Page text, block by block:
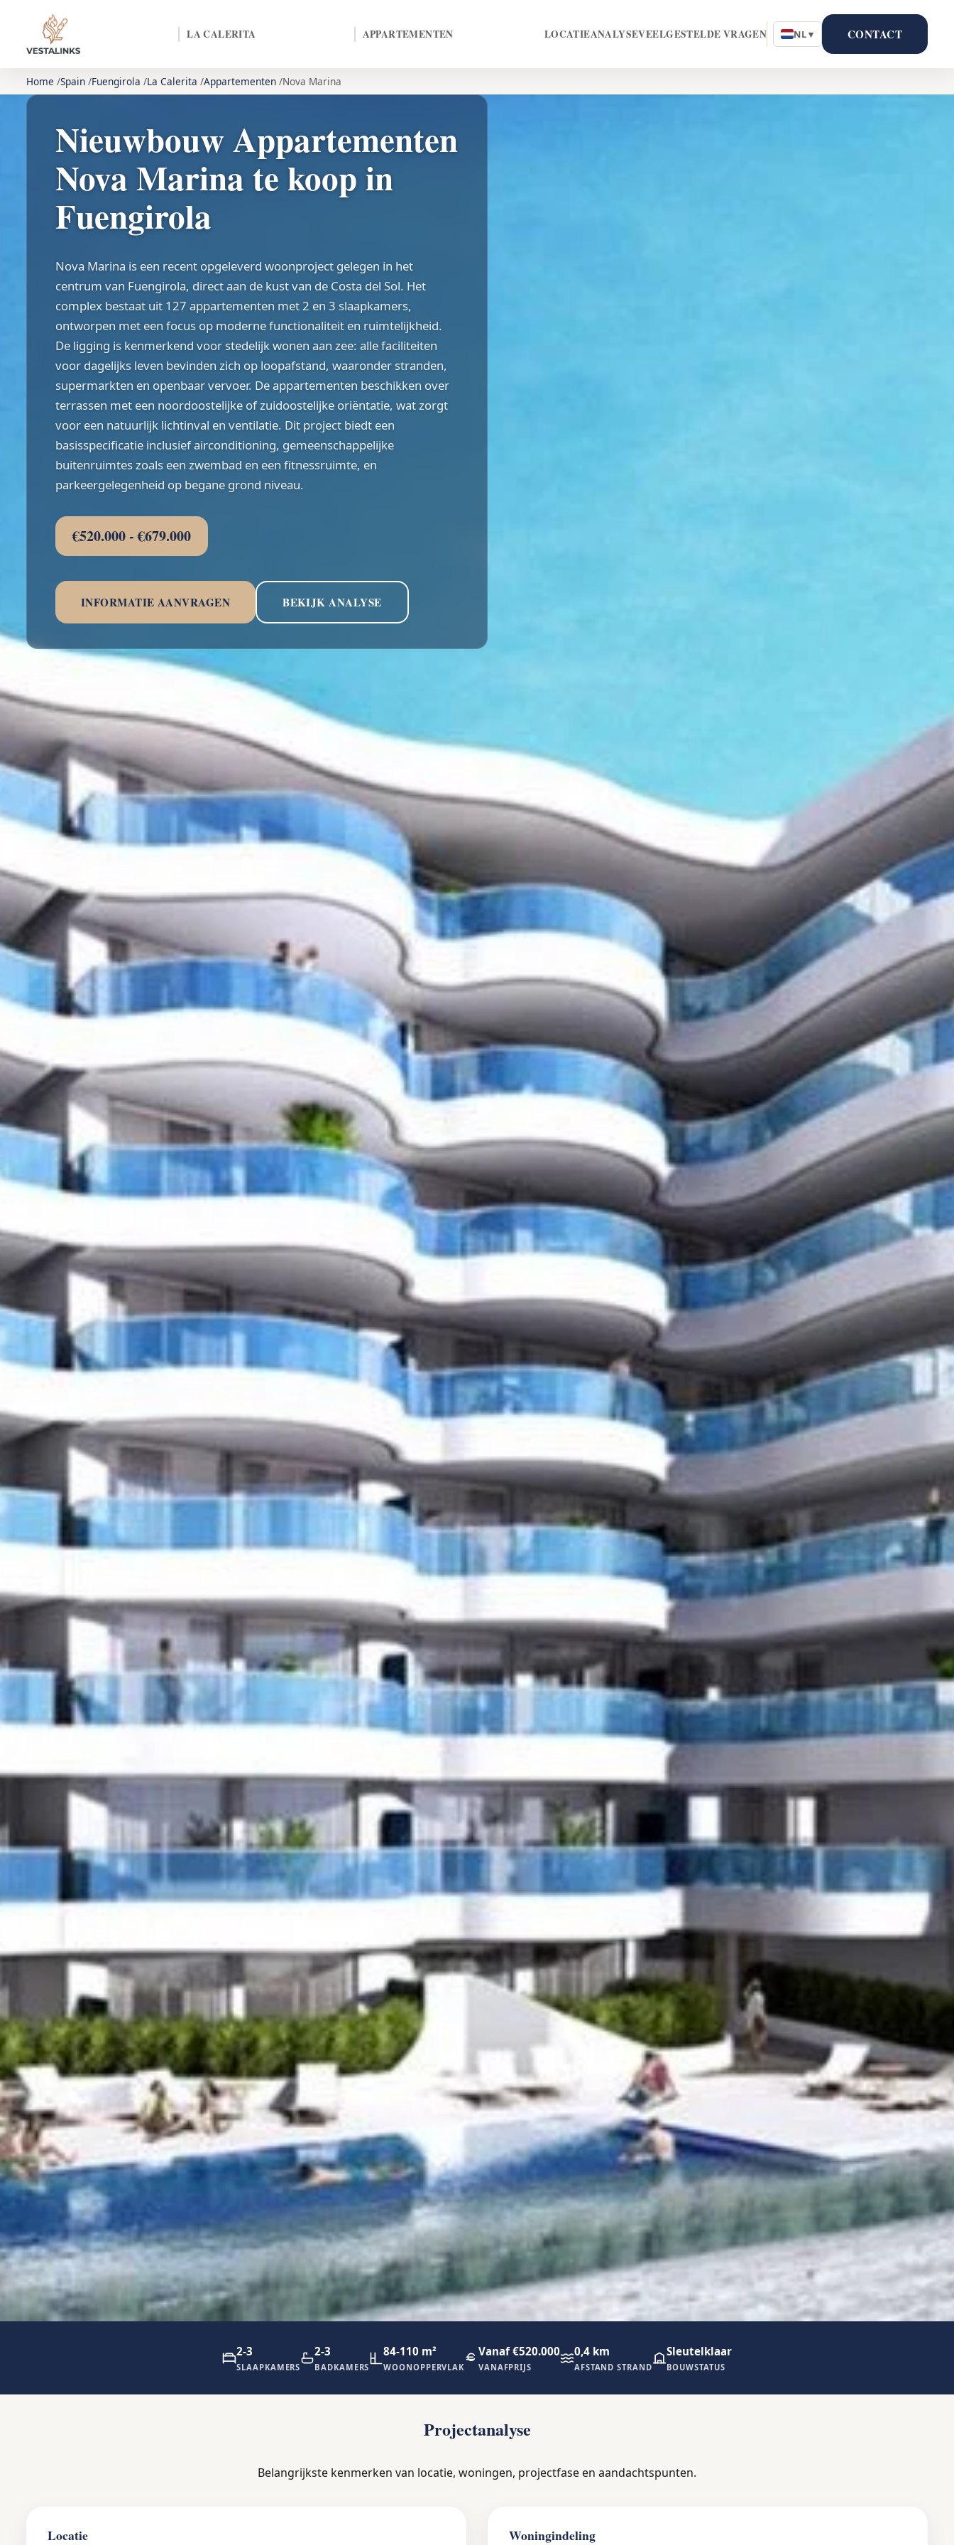
LA CALERITA APPARTEMENTEN LOCATIEANALYSEVEELGESTELDE VRAGEN NL ▾ CONTACT
Home Spain Fuengirola La Calerita Appartementen Nova Marina
Nieuwbouw Appartementen
Nova Marina te koop in
Fuengirola
Nova Marina is een recent opgeleverd woonproject gelegen in het
centrum van Fuengirola, direct aan de kust van de Costa del Sol. Het
complex bestaat uit 127 appartementen met 2 en 3 slaapkamers,
ontworpen met een focus op moderne functionaliteit en ruimtelijkheid.
De ligging is kenmerkend voor stedelijk wonen aan zee: alle faciliteiten
voor dagelijks leven bevinden zich op loopafstand, waaronder stranden,
supermarkten en openbaar vervoer. De appartementen beschikken over
terrassen met een noordoostelijke of zuidoostelijke oriëntatie, wat zorgt
voor een natuurlijk lichtinval en ventilatie. Dit project biedt een
basisspecificatie inclusief airconditioning, gemeenschappelijke
buitenruimtes zoals een zwembad en een fitnessruimte, en
parkeergelegenheid op begane grond niveau.
€520.000 - €679.000
INFORMATIE AANVRAGEN BEKIJK ANALYSE
2-3
SLAAPKAMERS
2-3
BADKAMERS
84-110 m²
WOONOPPERVLAK
Vanaf €520.000
VANAFPRIJS
0,4 km
AFSTAND STRAND
Sleutelklaar
BOUWSTATUS
Projectanalyse
Belangrijkste kenmerken van locatie, woningen, projectfase en aandachtspunten.
Locatie Woningindeling